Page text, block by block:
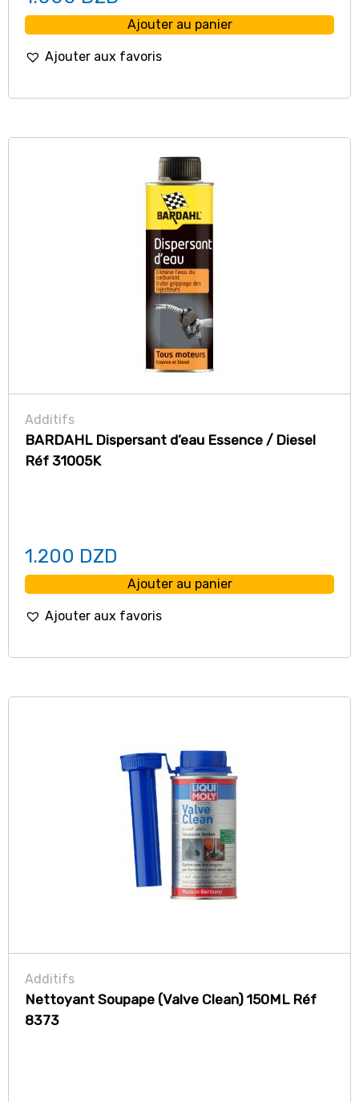
Ajouter au panier
Ajouter aux favoris
Additifs
BARDAHL Dispersant d’eau Essence / Diesel
Réf 31005K
1.200 DZD
Ajouter au panier
Ajouter aux favoris
Additifs
Nettoyant Soupape (Valve Clean) 150ML Réf
8373